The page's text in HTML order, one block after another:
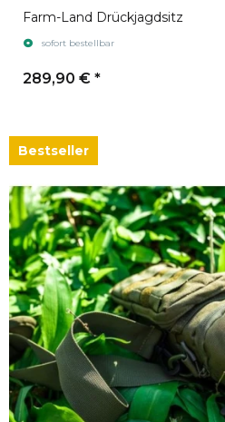
Farm-Land Drückjagdsitz
sofort bestellbar
289,90 € *
Bestseller